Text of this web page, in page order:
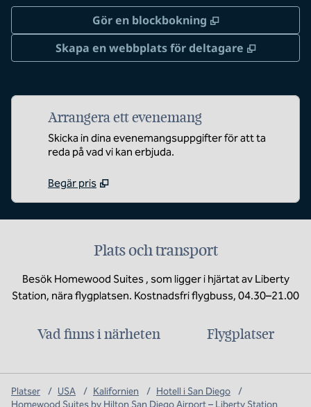
Gör en blockbokning ,
Skapa en webbplats för deltagare
,
Arrangera ett evenemang
Skicka in dina evenemangsuppgifter för att ta
reda på vad vi kan erbjuda.
Begär pris
Plats och transport
Besök Homewood Suites , som ligger i hjärtat av Liberty
Station, nära flygplatsen. Kostnadsfri flygbuss, 04.30–21.00
Vad finns i närheten Flygplatser
Platser / USA / Kalifornien / Hotell i San Diego
/
Homewood Suites by Hilton San Diego Airport – Liberty Station